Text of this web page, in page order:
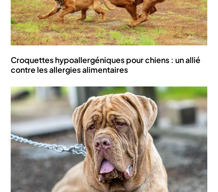
Croquettes hypoallergéniques pour chiens : un allié
contre les allergies alimentaires